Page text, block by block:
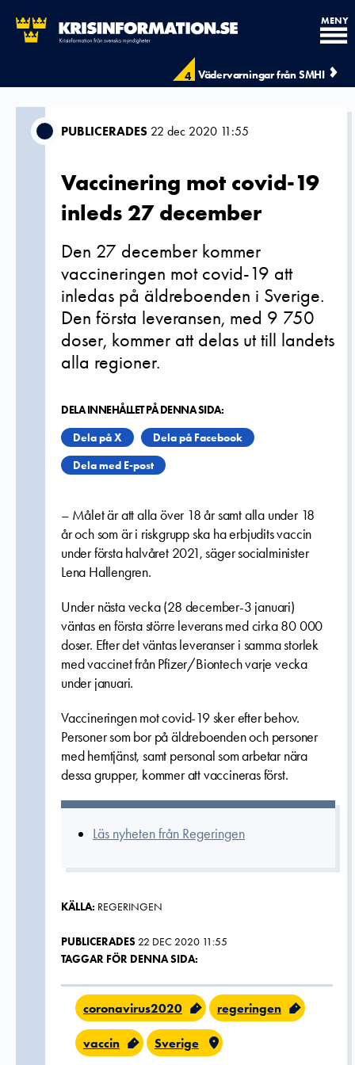
4 Vädervarningar från SMHI
MENY
PUBLICERADES 22 dec 2020 11:55
Vaccinering mot covid-19
inleds 27 december
Den 27 december kommer
vaccineringen mot covid-19 att
inledas på äldreboenden i Sverige.
Den första leveransen, med 9 750
doser, kommer att delas ut till landets
alla regioner.
DELA INNEHÅLLET PÅ DENNA SIDA:
Dela på X
Dela på Facebook
Dela med E-post
– Målet är att alla över 18 år samt alla under 18
år och som är i riskgrupp ska ha erbjudits vaccin
under första halvåret 2021, säger socialminister
Lena Hallengren.
Under nästa vecka (28 december-3 januari)
väntas en första större leverans med cirka 80 000
doser. Efter det väntas leveranser i samma storlek
med vaccinet från Pfizer/Biontech varje vecka
under januari.
Vaccineringen mot covid-19 sker efter behov.
Personer som bor på äldreboenden och personer
med hemtjänst, samt personal som arbetar nära
dessa grupper, kommer att vaccineras först.
Läs nyheten från Regeringen
KÄLLA: REGERINGEN
PUBLICERADES 22 DEC 2020 11:55
TAGGAR FÖR DENNA SIDA:
coronavirus2020 regeringen
vaccin Sverige